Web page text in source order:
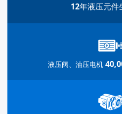
12年液压元件
液压阀、油压电机